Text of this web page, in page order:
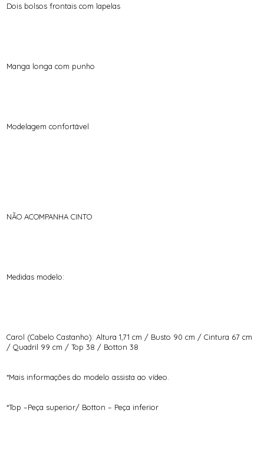
Dois bolsos frontais com lapelas
Manga longa com punho
Modelagem confortável
NÃO ACOMPANHA CINTO
Medidas modelo:
Carol (Cabelo Castanho): Altura 1,71 cm / Busto 90 cm / Cintura 67 cm
/ Quadril 99 cm / Top 38 / Botton 38
*Mais informações do modelo assista ao vídeo.
*Top –Peça superior/ Botton – Peça inferior